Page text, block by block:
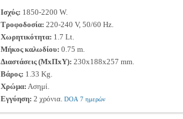
Ισχύς: 1850-2200 W.
Τροφοδοσία: 220-240 V, 50/60 Hz.
Χωρητικότητα: 1.7 Lt.
Μήκος καλωδίου: 0.75 m.
Διαστάσεις (ΜxΠxΥ): 230x188x257 mm.
Βάρος: 1.33 Kg.
Χρώμα: Ασημί.
Εγγύηση: 2 χρόνια. DOA 7 ημερών